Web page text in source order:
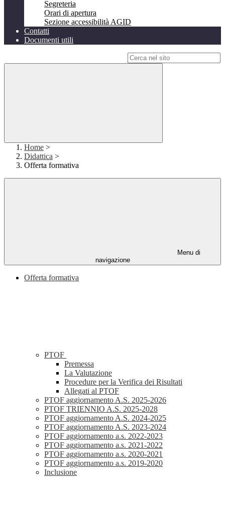
Segreteria
Orari di apertura
Sezione accessibilità AGID
Contatti
Documenti utili
Home >
Didattica >
Offerta formativa
Menu di
navigazione
Offerta formativa
PTOF
Premessa
La Valutazione
Procedure per la Verifica dei Risultati
Allegati al PTOF
PTOF aggiornamento A.S. 2025-2026
PTOF TRIENNIO A.S. 2025-2028
PTOF aggiornamento A.S. 2024-2025
PTOF aggiornamento A.S. 2023-2024
PTOF aggiornamento a.s. 2022-2023
PTOF aggiornamento a.s. 2021-2022
PTOF aggiornamento a.s. 2020-2021
PTOF aggiornamento a.s. 2019-2020
Inclusione